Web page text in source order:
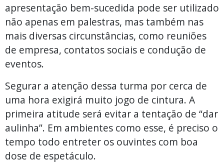
apresentação bem-sucedida pode ser utilizado
não apenas em palestras, mas também nas
mais diversas circunstâncias, como reuniões
de empresa, contatos sociais e condução de
eventos.
Segurar a atenção dessa turma por cerca de
uma hora exigirá muito jogo de cintura. A
primeira atitude será evitar a tentação de “dar
aulinha”. Em ambientes como esse, é preciso o
tempo todo entreter os ouvintes com boa
dose de espetáculo.